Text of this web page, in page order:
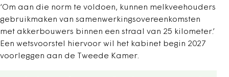
‘Om aan die norm te voldoen, kunnen melkveehouders
gebruikmaken van samenwerkingsovereenkomsten
met akkerbouwers binnen een straal van 25 kilometer.’
Een wetsvoorstel hiervoor wil het kabinet begin 2027
voorleggen aan de Tweede Kamer.